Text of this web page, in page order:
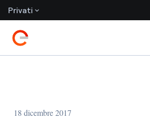
Privati
18 dicembre 2017